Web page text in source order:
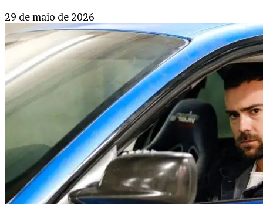
29 de maio de 2026